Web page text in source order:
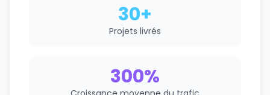
30+
Projets livrés
300%